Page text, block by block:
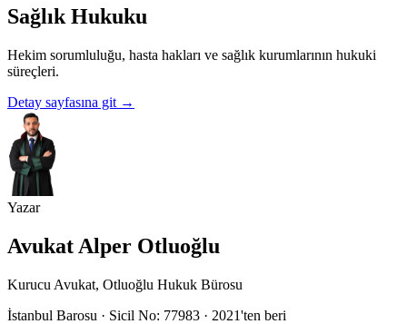
Sağlık Hukuku
Hekim sorumluluğu, hasta hakları ve sağlık kurumlarının hukuki
süreçleri.
Detay sayfasına git →
Yazar
Avukat Alper Otluoğlu
Kurucu Avukat, Otluoğlu Hukuk Bürosu
İstanbul Barosu · Sicil No: 77983 · 2021'ten beri